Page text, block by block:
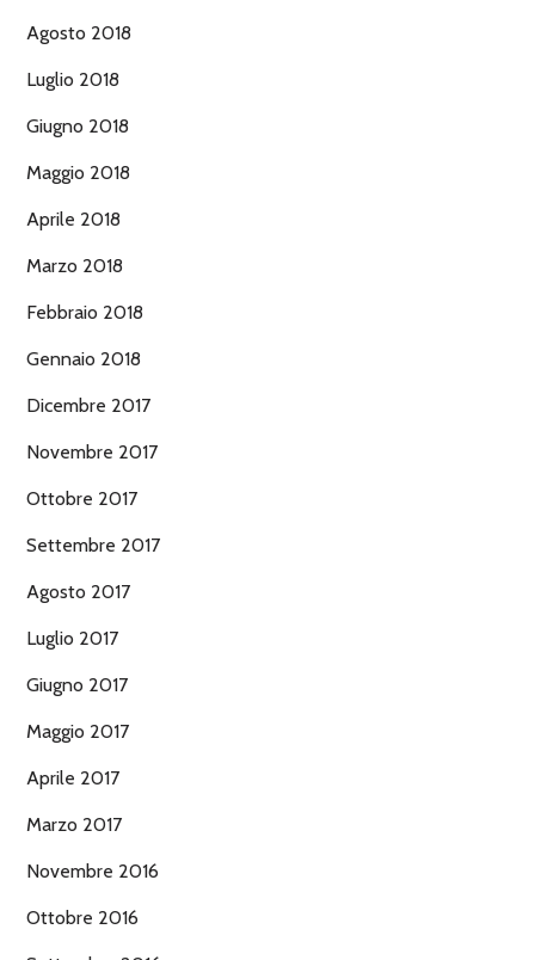
Agosto 2018
Luglio 2018
Giugno 2018
Maggio 2018
Aprile 2018
Marzo 2018
Febbraio 2018
Gennaio 2018
Dicembre 2017
Novembre 2017
Ottobre 2017
Settembre 2017
Agosto 2017
Luglio 2017
Giugno 2017
Maggio 2017
Aprile 2017
Marzo 2017
Novembre 2016
Ottobre 2016